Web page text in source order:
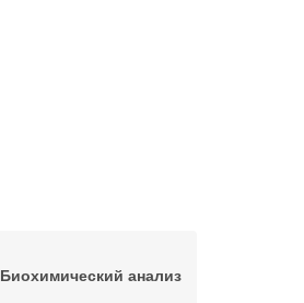
Биохимический анализ